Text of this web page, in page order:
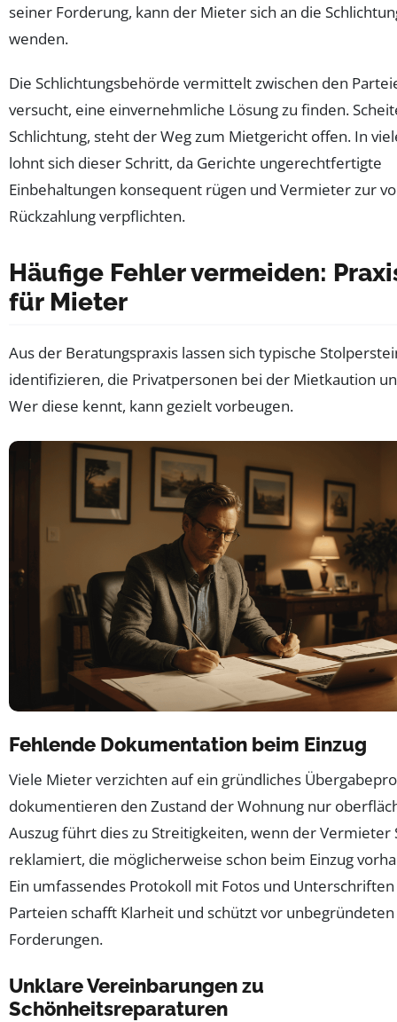
seiner Forderung, kann der Mieter sich an die
wenden.
Die Schlichtungsbehörde vermittelt zwischen den
versucht, eine einvernehmliche Lösung zu finden.
Schlichtung, steht der Weg zum Mietgericht offen. In
lohnt sich dieser Schritt, da Gerichte ungerechtfertigte
Einbehaltungen konsequent rügen und Vermieter zur
Rückzahlung verpflichten.
Häufige Fehler vermeiden:
für Mieter
Aus der Beratungspraxis lassen sich typische
identifizieren, die Privatpersonen bei der Mietkaution
Wer diese kennt, kann gezielt vorbeugen.
Fehlende Dokumentation beim Einzug
Viele Mieter verzichten auf ein gründliches
dokumentieren den Zustand der Wohnung nur
Auszug führt dies zu Streitigkeiten, wenn der Vermieter
reklamiert, die möglicherweise schon beim Einzug
Ein umfassendes Protokoll mit Fotos und
Parteien schafft Klarheit und schützt vor unbegründeten
Forderungen.
Unklare Vereinbarungen zu
Schönheitsreparaturen